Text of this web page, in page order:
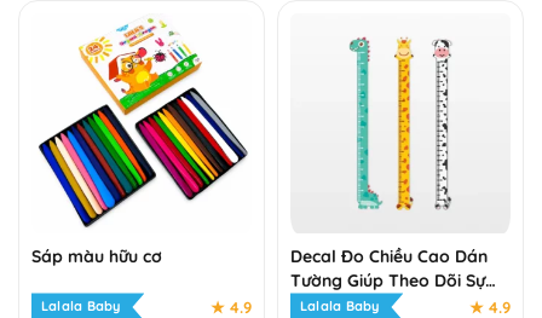
Sáp màu hữu cơ
Lalala Baby ★ 4.9
Decal Đo Chiều Cao Dán
Tường Giúp Theo Dõi Sự
Phát Triển Của Bé
Lalala Baby ★ 4.9